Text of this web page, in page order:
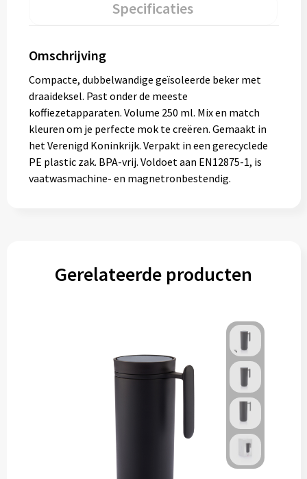
Specificaties
Omschrijving
Compacte, dubbelwandige geïsoleerde beker met
draaideksel. Past onder de meeste
koffiezetapparaten. Volume 250 ml. Mix en match
kleuren om je perfecte mok te creëren. Gemaakt in
het Verenigd Koninkrijk. Verpakt in een gerecyclede
PE plastic zak. BPA-vrij. Voldoet aan EN12875-1, is
vaatwasmachine- en magnetronbestendig.
Gerelateerde producten